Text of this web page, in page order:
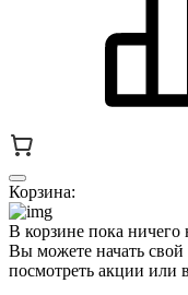
Корзина:
В корзине пока ничего
Вы можете начать
посмотреть акции или